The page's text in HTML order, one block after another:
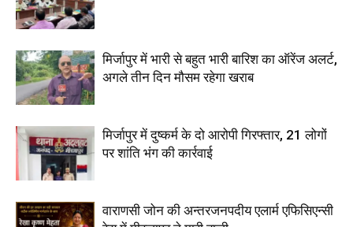
मिर्जापुर में भारी से बहुत भारी बारिश का ऑरेंज अलर्ट,
अगले तीन दिन मौसम रहेगा खराब
मिर्जापुर में दुष्कर्म के दो आरोपी गिरफ्तार, 21 लोगों
पर शांति भंग की कार्रवाई
वाराणसी जोन की अन्तरजनपदीय एलार्म एफिसिएन्सी